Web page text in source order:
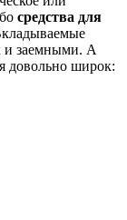
средства для
и заемными. А
довольно широк: